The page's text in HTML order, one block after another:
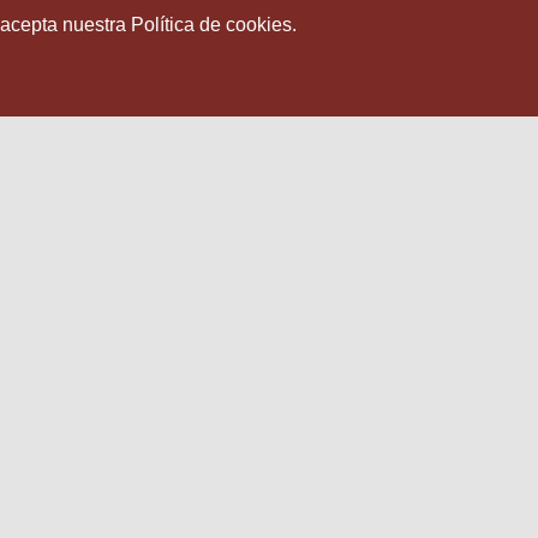
nuestra Política de cookies.